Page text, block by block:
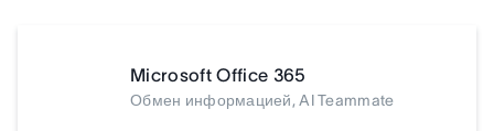
Microsoft Office 365
Обмен информацией, AI Teammate